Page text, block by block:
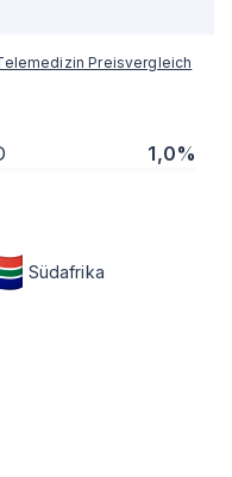
Preisvergleich
1,0%
Südafrika